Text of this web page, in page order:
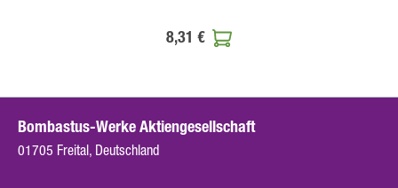
8,31 €
Bombastus-Werke Aktiengesellschaft
01705 Freital, Deutschland